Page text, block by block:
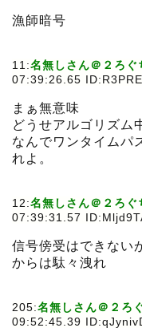
漁師暗号
11:名無しさん＠２ろぐ
07:39:26.65
まぁ無意味
どうせアルゴリズム
なんでワンタイムパ
れよ。
12:名無しさん＠２ろぐ
07:39:31.57
信号傍受はできない
からは駄々洩れ
205:名無しさん＠２ろ
09:52:45.39